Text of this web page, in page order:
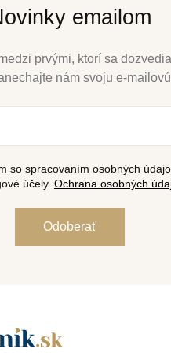
emailom
prvými, ktorí sa
nám svoju e-
so spracovaním osobných
účely. Ochrana osobných